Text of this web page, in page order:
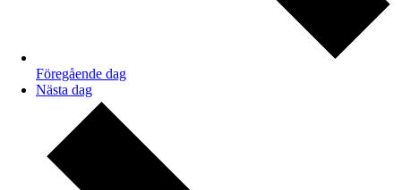
Föregående dag
Nästa dag